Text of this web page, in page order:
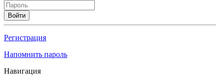
Войти
Регистрация
Напомнить пароль
Навигация